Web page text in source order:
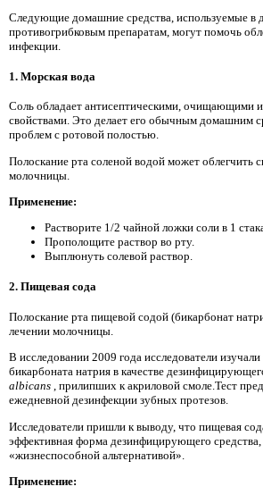
Следующие домашние средства, используемые в
противогрибковым препаратам, могут помочь
инфекции.
1. Морская вода
Соль обладает антисептическими, очищающими
свойствами. Это делает его обычным домашним
проблем с ротовой полостью.
Полоскание рта соленой водой может облегчить
молочницы.
Применение:
Растворите 1/2 чайной ложки соли в 1
Прополощите раствор во рту.
Выплюнуть солевой раствор.
2. Пищевая сода
Полоскание рта пищевой содой (бикарбонат
лечении молочницы.
В исследовании 2009 года исследователи
бикарбоната натрия в качестве
albicans , прилипших к акриловой смоле.Тест
ежедневной дезинфекции зубных протезов.
Исследователи пришли к выводу, что пищевая
эффективная форма дезинфицирующего средства,
«жизнеспособной альтернативой».
Применение: